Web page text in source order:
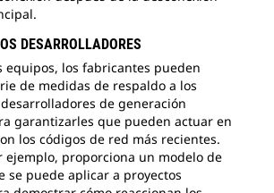
DESARROLLADORES
equipos, los fabricantes pueden
de medidas de respaldo a los
de generación
garantizarles que pueden actuar en
los códigos de red más recientes.
ejemplo, proporciona un modelo de
se puede aplicar a proyectos